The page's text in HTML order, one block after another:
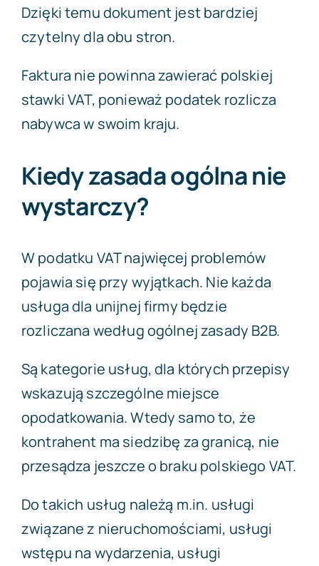
Dzięki temu dokument jest bardziej
czytelny dla obu stron.
Faktura nie powinna zawierać polskiej
stawki VAT, ponieważ podatek rozlicza
nabywca w swoim kraju.
Kiedy zasada ogólna nie
wystarczy?
W podatku VAT najwięcej problemów
pojawia się przy wyjątkach. Nie każda
usługa dla unijnej firmy będzie
rozliczana według ogólnej zasady B2B.
Są kategorie usług, dla których przepisy
wskazują szczególne miejsce
opodatkowania. Wtedy samo to, że
kontrahent ma siedzibę za granicą, nie
przesądza jeszcze o braku polskiego VAT.
Do takich usług należą m.in. usługi
związane z nieruchomościami, usługi
wstępu na wydarzenia, usługi